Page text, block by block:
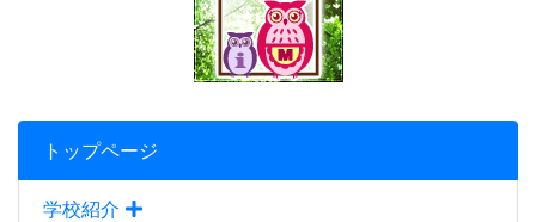
トップページ
学校紹介